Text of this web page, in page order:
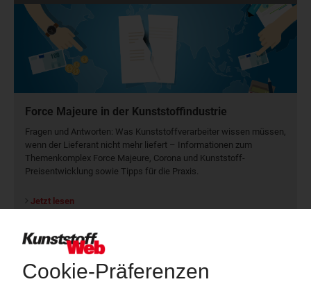
Force Majeure in der Kunststoffindustrie
Fragen und Antworten: Was Kunst­stoff­verarbeiter wissen müssen,
wenn der Lieferant nicht mehr liefert – Informationen zum
Themenkomplex Force Majeure, Corona und Kunststoff-
Preisentwicklung sowie Tipps für die Praxis.
Jetzt lesen
Newsletter